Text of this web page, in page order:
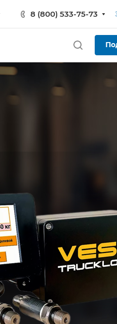
8 (800) 533-75-73